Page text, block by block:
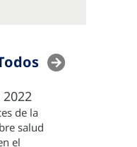
2022
de la
salud
el